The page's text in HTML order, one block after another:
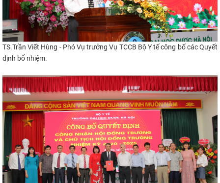
TS.Trần Viết Hùng - Phó Vụ trưởng Vụ TCCB Bộ Y tế công bố các Quyết
định bổ nhiệm.